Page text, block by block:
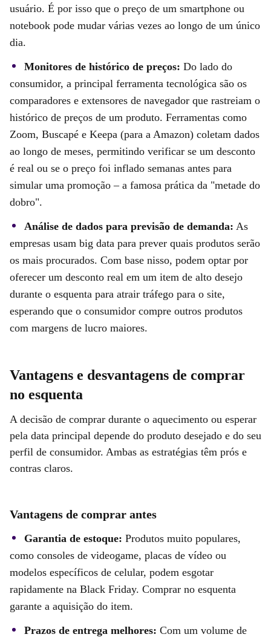
usuário. É por isso que o preço de um smartphone ou
notebook pode mudar várias vezes ao longo de um único
dia.
Monitores de histórico de preços: Do lado do
consumidor, a principal ferramenta tecnológica são os
comparadores e extensores de navegador que rastreiam o
histórico de preços de um produto. Ferramentas como
Zoom, Buscapé e Keepa (para a Amazon) coletam dados
ao longo de meses, permitindo verificar se um desconto
é real ou se o preço foi inflado semanas antes para
simular uma promoção – a famosa prática da "metade do
dobro".
Análise de dados para previsão de demanda: As
empresas usam big data para prever quais produtos serão
os mais procurados. Com base nisso, podem optar por
oferecer um desconto real em um item de alto desejo
durante o esquenta para atrair tráfego para o site,
esperando que o consumidor compre outros produtos
com margens de lucro maiores.
Vantagens e desvantagens de comprar
no esquenta
A decisão de comprar durante o aquecimento ou esperar
pela data principal depende do produto desejado e do seu
perfil de consumidor. Ambas as estratégias têm prós e
contras claros.
Vantagens de comprar antes
Garantia de estoque: Produtos muito populares,
como consoles de videogame, placas de vídeo ou
modelos específicos de celular, podem esgotar
rapidamente na Black Friday. Comprar no esquenta
garante a aquisição do item.
Prazos de entrega melhores: Com um volume de